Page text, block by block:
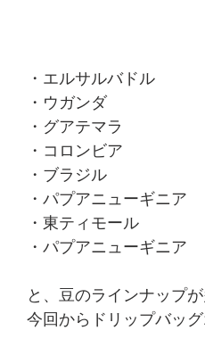
・エルサルバドル
・ウガンダ
・グアテマラ
・コロンビア
・ブラジル
・パプアニューギニア
・東ティモール
・パプアニューギニア
と、豆のラインナップ
今回からドリップバッ